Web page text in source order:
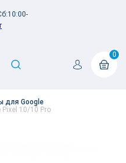
0
для Google
Pixel 10/10 Pro